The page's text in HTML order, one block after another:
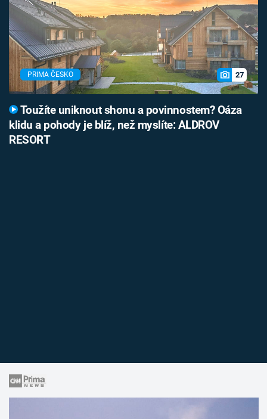
PRIMA ČESKO 27
Toužíte uniknout shonu a povinnostem? Oáza
klidu a pohody je blíž, než myslíte: ALDROV
RESORT